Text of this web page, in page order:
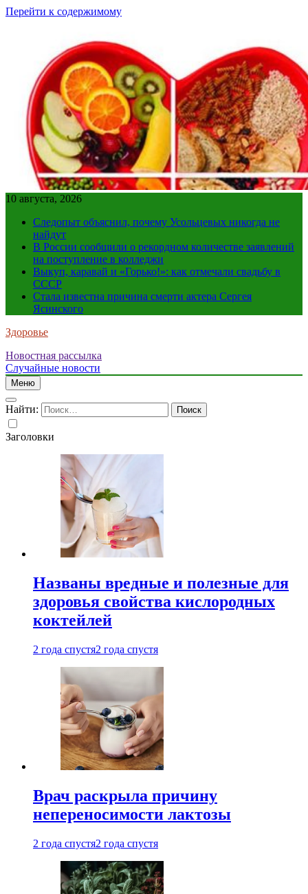
Перейти к содержимому
10 августа, 2026
Следопыт объяснил, почему Усольцевых никогда не
найдут
В России сообщили о рекордном количестве заявлений
на поступление в колледжи
Выкуп, каравай и «Горько!»: как отмечали свадьбу в
СССР
Стала известна причина смерти актера Сергея
Ясинского
Здоровье
Новостная рассылка
Случайные новости
Меню
Найти:
Заголовки
Названы вредные и полезные для
здоровья свойства кислородных
коктейлей
2 года спустя2 года спустя
Врач раскрыла причину
непереносимости лактозы
2 года спустя2 года спустя